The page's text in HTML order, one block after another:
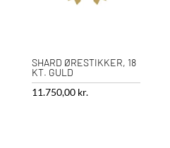
SHARD ØRESTIKKER, 18
KT. GULD
11.750,00 kr.